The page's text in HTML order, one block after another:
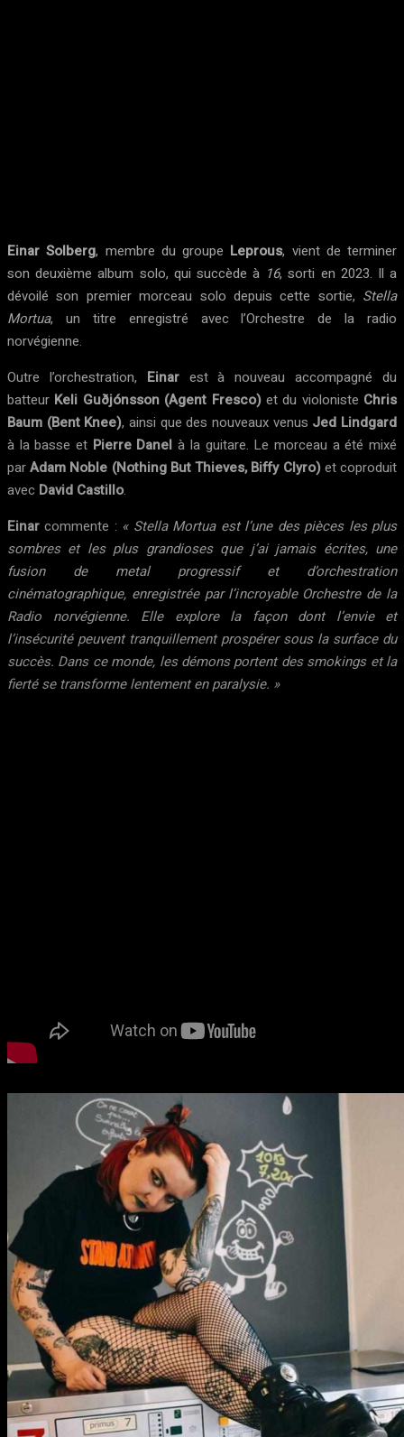
Einar Solberg, membre du groupe Leprous, vient de terminer
son deuxième album solo, qui succède à 16, sorti en 2023. Il a
dévoilé son premier morceau solo depuis cette sortie, Stella
Mortua, un titre enregistré avec l’Orchestre de la radio
norvégienne.
Outre l’orchestration, Einarest à nouveau accompagné du
batteur Keli Guðjónsson (Agent Fresco)et du violoniste Chris
Baum (Bent Knee), ainsi que des nouveaux venus Jed Lindgard
à la basse et Pierre Danel à la guitare. Le morceau a été mixé
parAdam Noble (Nothing But Thieves, Biffy Clyro)et coproduit
avec David Castillo.
Einar commente : « Stella Mortua est l’une des pièces les plus
sombres et les plus grandioses que j’ai jamais écrites, une
fusion de metal progressif et d’orchestration
cinématographique, enregistrée par l’incroyable Orchestre de la
Radio norvégienne. Elle explore la façon dont l’envie et
l’insécurité peuvent tranquillement prospérer sous la surface du
succès. Dans ce monde, les démons portent des smokings et la
fierté se transforme lentement en paralysie. »